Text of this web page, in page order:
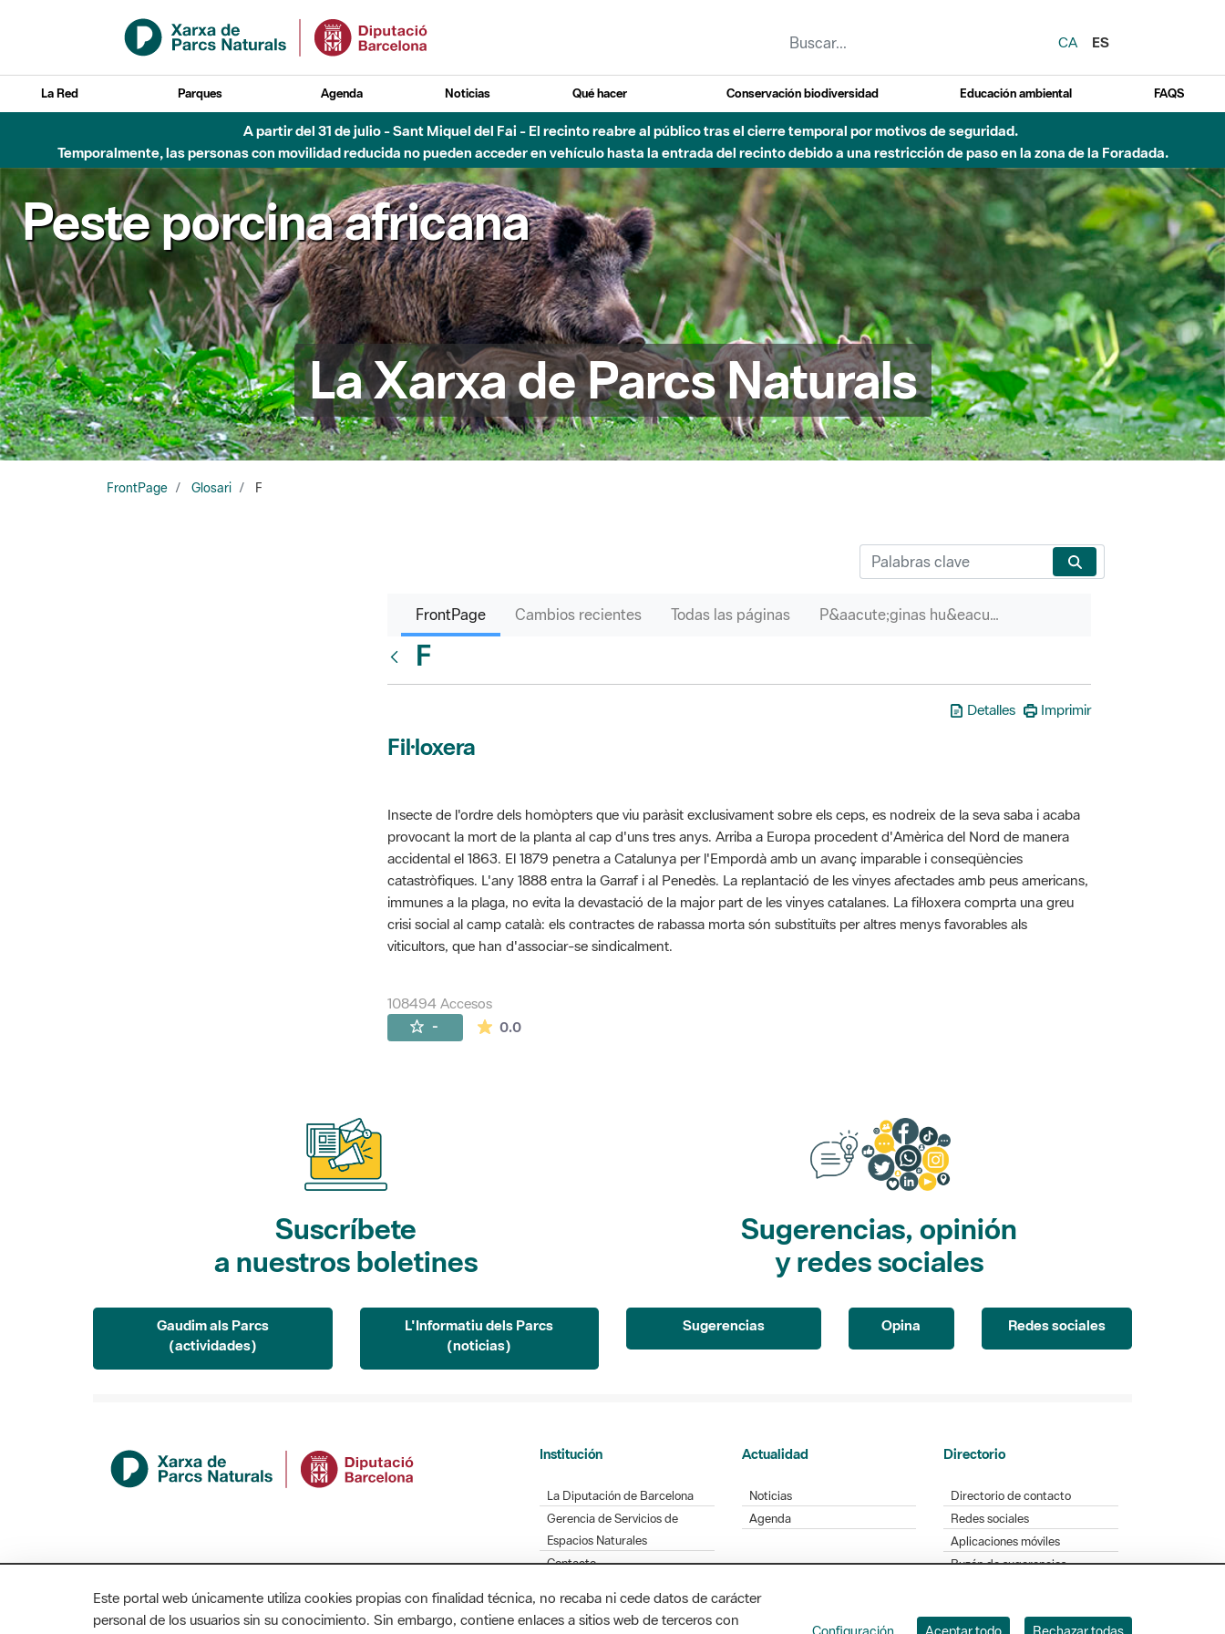
Saltar al contenido principal
CA
ES
La Red Parques Agenda Noticias Qué hacer Conservación biodiversidad Educación ambiental FAQS
A partir del 31 de julio - Sant Miquel del Fai - El recinto reabre al público tras el cierre temporal por motivos de seguridad.
Temporalmente, las personas con movilidad reducida no pueden acceder en vehículo hasta la entrada del recinto debido a una restricción de paso en la zona de la Foradada.
Peste porcina africana
La Xarxa de Parcs Naturals
FrontPage Glosari F
FrontPage Cambios recientes Todas las páginas P&aacute;ginas hu&eacute;rfanas
F
Detalles Imprimir
Fil·loxera
Insecte de l'ordre dels homòpters que viu paràsit exclusivament sobre els ceps, es nodreix de la seva saba i acaba
provocant la mort de la planta al cap d'uns tres anys. Arriba a Europa procedent d'Amèrica del Nord de manera
accidental el 1863. El 1879 penetra a Catalunya per l'Empordà amb un avanç imparable i conseqüències
catastròfiques. L'any 1888 entra la Garraf i al Penedès. La replantació de les vinyes afectades amb peus americans,
immunes a la plaga, no evita la devastació de la major part de les vinyes catalanes. La fil·loxera comprta una greu
crisi social al camp català: els contractes de rabassa morta són substituïts per altres menys favorables als
viticultors, que han d'associar-se sindicalment.
108494 Accesos
- 0.0La valoración media es de 0 estrellas de 5.
Suscríbete
a nuestros boletines
Gaudim als Parcs
(actividades)
L'Informatiu dels Parcs
(noticias)
Sugerencias, opinión
y redes sociales
Sugerencias Opina Redes sociales
Institución
La Diputación de Barcelona
Gerencia de Servicios de
Espacios Naturales
Contacto
Actualidad
Noticias
Agenda
Directorio
Directorio de contacto
Redes sociales
Aplicaciones móviles
Buzón de sugerencias
Este portal web únicamente utiliza cookies propias con finalidad técnica, no recaba ni cede datos de carácter
personal de los usuarios sin su conocimiento. Sin embargo, contiene enlaces a sitios web de terceros con
Configuración Aceptar todo Rechazar todas